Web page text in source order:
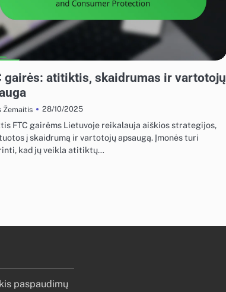
gairės: atitiktis, skaidrumas ir vartotojų
Žemaitis 28/10/2025
FTC gairėms Lietuvoje reikalauja aiškios strategijos,
į skaidrumą ir vartotojų apsaugą. Įmonės turi
kad jų veikla atitiktų…
paspaudimų